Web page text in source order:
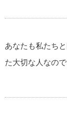
あなたも私たち
た大切な人なので